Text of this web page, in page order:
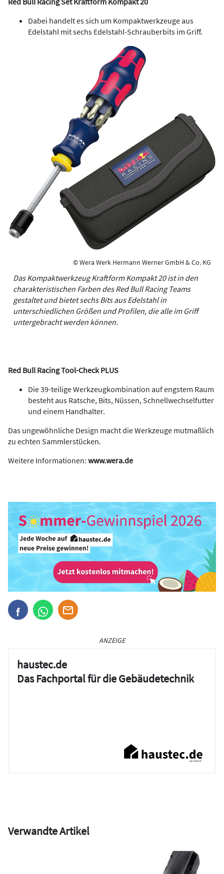
Dabei handelt es sich um Kompaktwerkzeuge aus
Edelstahl mit sechs Edelstahl-Schrauberbits im Griff.
© Wera Werk Hermann Werner GmbH & Co. KG
Das Kompaktwerkzeug Kraftform Kompakt 20 ist in den
charakteristischen Farben des Red Bull Racing Teams
gestaltet und bietet sechs Bits aus Edelstahl in
unterschiedlichen Größen und Profilen, die alle im Griff
untergebracht werden können.
Red Bull Racing Tool-Check PLUS
Die 39-teilige Werkzeugkombination auf engstem Raum
besteht aus Ratsche, Bits, Nüssen, Schnellwechselfutter
und einem Handhalter.
Das ungewöhnliche Design macht die Werkzeuge mutmaßlich
zu echten Sammlerstücken.
Weitere Informationen: www.wera.de
ANZEIGE
haustec.de
Das Fachportal für die Gebäudetechnik
Verwandte Artikel